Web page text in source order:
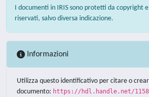
I documenti in IRIS sono protetti da copyright
riservati, salvo diversa indicazione.
Informazioni
Utilizza questo identificativo per citare o
documento: https://hdl.handle.net/